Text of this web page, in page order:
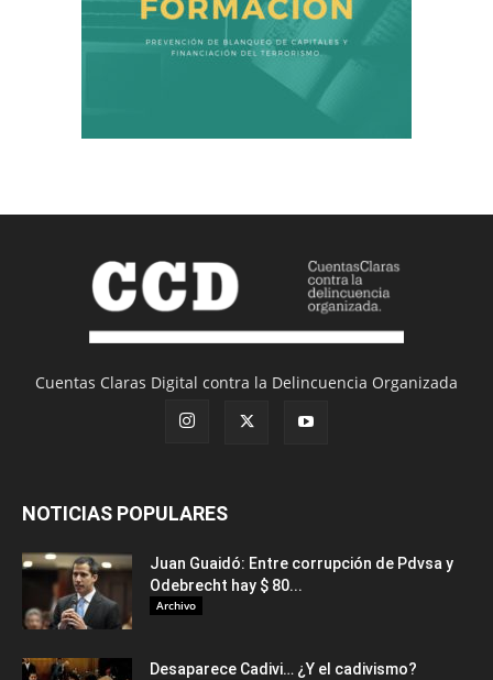
Cuentas Claras Digital contra la Delincuencia Organizada
NOTICIAS POPULARES
Juan Guaidó: Entre corrupción de Pdvsa y
Odebrecht hay $ 80...
Archivo
Desaparece Cadivi… ¿Y el cadivismo?